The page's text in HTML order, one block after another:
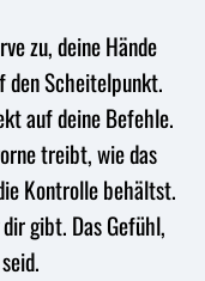
zu, deine Hände
Scheitelpunkt.
auf deine Befehle.
treibt, wie das
Kontrolle behältst.
gibt. Das Gefühl,